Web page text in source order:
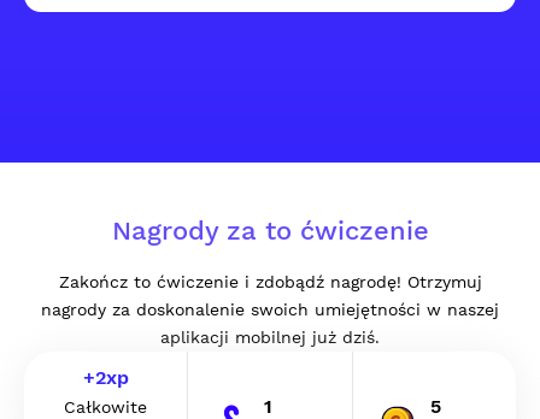
Nagrody za to ćwiczenie
Zakończ to ćwiczenie i zdobądź nagrodę! Otrzymuj
nagrody za doskonalenie swoich umiejętności w naszej
aplikacji mobilnej już dziś.
+2xp
Całkowite
1 5